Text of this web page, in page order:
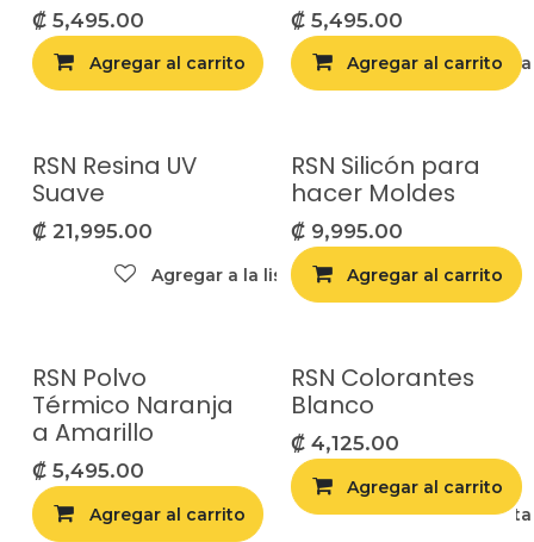
₡ 5,495.00
Agregar al carrito Agregar a la
₡ 5,495.00
Agregar al carrito
RSN Resina UV
Suave
₡ 21,995.00
Agregar a la lista de deseos
RSN Silicón para
hacer Moldes
₡ 9,995.00
Agregar al carrito
RSN Polvo
Térmico Naranja
a Amarillo
₡ 5,495.00
Agregar al carrito Agregar a la
RSN Colorantes
Blanco
₡ 4,125.00
Agregar al carrito